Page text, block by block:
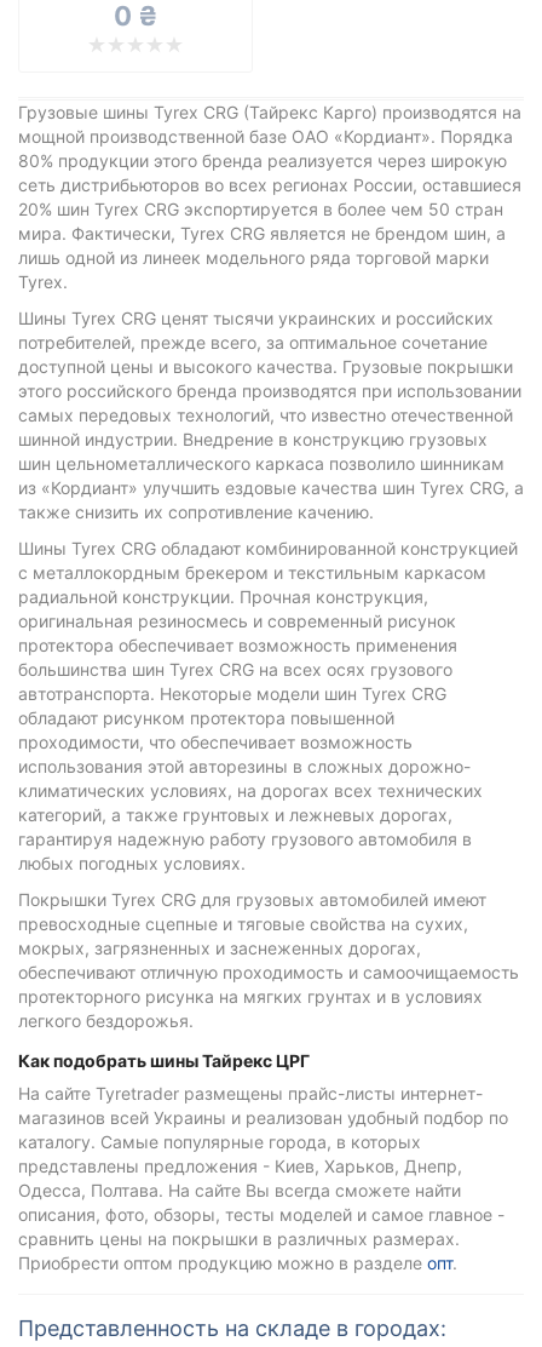
0 ₴
Грузовые шины Tyrex CRG (Тайрекс Карго) производятся на
мощной производственной базе ОАО «Кордиант». Порядка
80% продукции этого бренда реализуется через широкую
сеть дистрибьюторов во всех регионах России, оставшиеся
20% шин Tyrex CRG экспортируется в более чем 50 стран
мира. Фактически, Tyrex CRG является не брендом шин, а
лишь одной из линеек модельного ряда торговой марки
Tyrex.
Шины Tyrex CRG ценят тысячи украинских и российских
потребителей, прежде всего, за оптимальное сочетание
доступной цены и высокого качества. Грузовые покрышки
этого российского бренда производятся при использовании
самых передовых технологий, что известно отечественной
шинной индустрии. Внедрение в конструкцию грузовых
шин цельнометаллического каркаса позволило шинникам
из «Кордиант» улучшить ездовые качества шин Tyrex CRG, а
также снизить их сопротивление качению.
Шины Tyrex CRG обладают комбинированной конструкцией
с металлокордным брекером и текстильным каркасом
радиальной конструкции. Прочная конструкция,
оригинальная резиносмесь и современный рисунок
протектора обеспечивает возможность применения
большинства шин Tyrex CRG на всех осях грузового
автотранспорта. Некоторые модели шин Tyrex CRG
обладают рисунком протектора повышенной
проходимости, что обеспечивает возможность
использования этой авторезины в сложных дорожно-
климатических условиях, на дорогах всех технических
категорий, а также грунтовых и лежневых дорогах,
гарантируя надежную работу грузового автомобиля в
любых погодных условиях.
Покрышки Tyrex CRG для грузовых автомобилей имеют
превосходные сцепные и тяговые свойства на сухих,
мокрых, загрязненных и заснеженных дорогах,
обеспечивают отличную проходимость и самоочищаемость
протекторного рисунка на мягких грунтах и в условиях
легкого бездорожья.
Как подобрать шины Тайрекс ЦРГ
На сайте Tyretrader размещены прайс-листы интернет-
магазинов всей Украины и реализован удобный подбор по
каталогу. Самые популярные города, в которых
представлены предложения - Киев, Харьков, Днепр,
Одесса, Полтава. На сайте Вы всегда сможете найти
описания, фото, обзоры, тесты моделей и самое главное -
сравнить цены на покрышки в различных размерах.
Приобрести оптом продукцию можно в разделе опт.
Представленность на складе в городах:
Тип транспортного средства
Сбросить Подобрать